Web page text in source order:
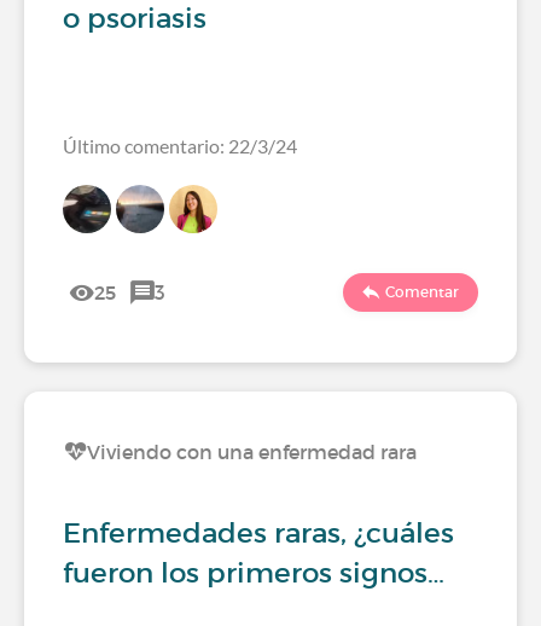
o psoriasis
Último comentario: 22/3/24
25 3 Comentar
Viviendo con una enfermedad rara
Enfermedades raras, ¿cuáles
fueron los primeros signos…